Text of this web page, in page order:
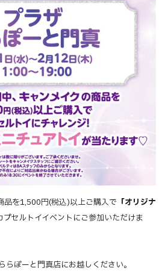
品を1,500円(税込)以上ご購入で 「オリジナ
プセルトイイベントにご参加いただけま
らぽーと門真店にお越しください。